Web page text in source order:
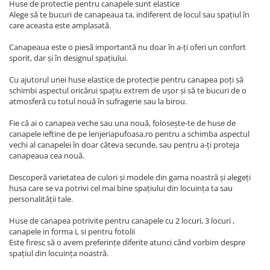
Huse de protectie pentru canapele sunt elastice
Alege să te bucuri de canapeaua ta, indiferent de locul sau spațiul în
care aceasta este amplasată.
Canapeaua este o piesă importantă nu doar în a-ți oferi un confort
sporit, dar și în designul spațiului.
Cu ajutorul unei huse elastice de protecție pentru canapea poți să
schimbi aspectul oricărui spațiu extrem de ușor și să te bucuri de o
atmosferă cu totul nouă în sufragerie sau la birou.
Fie că ai o canapea veche sau una nouă, folosește-te de huse de
canapele ieftine de pe lenjeriapufoasa.ro pentru a schimba aspectul
vechi al canapelei în doar câteva secunde, sau pentru a-ți proteja
canapeaua cea nouă.
Descoperă varietatea de culori și modele din gama noastră și alegeți
husa care se va potrivi cel mai bine spațiului din locuința ta sau
personalității tale.
Huse de canapea potrivite pentru canapele cu 2 locuri, 3 locuri ,
canapele in forma L si pentru fotolii
Este firesc să o avem preferințe diferite atunci când vorbim despre
spațiul din locuința noastră.